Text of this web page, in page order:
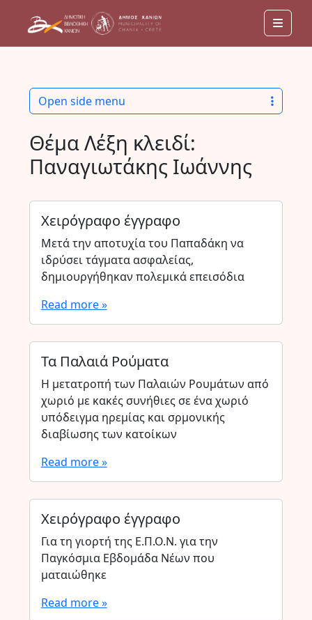
Θέμα Λέξη κλειδί:
Παναγιωτάκης Ιωάννης
Χειρόγραφο έγγραφο
Μετά την αποτυχία του Παπαδάκη να
ιδρύσει τάγματα ασφαλείας,
δημιουργήθηκαν πολεμικά επεισόδια
Read more »
Τα Παλαιά Ρούματα
Η μετατροπή των Παλαιών Ρουμάτων από
χωριό με κακές συνήθιες σε ένα χωριό
υπόδειγμα ηρεμίας και σρμονικής
διαβίωσης των κατοίκων
Read more »
Χειρόγραφο έγγραφο
Για τη γιορτή της Ε.Π.Ο.Ν. για την
Παγκόσμια Εβδομάδα Νέων που
ματαιώθηκε
Read more »
Open side menu